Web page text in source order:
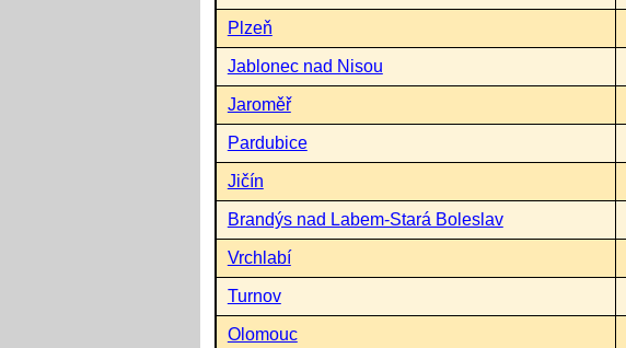
Plzeň
Jablonec nad Nisou
Jaroměř
Pardubice
Jičín
Brandýs nad Labem-Stará Boleslav
Vrchlabí
Turnov
Olomouc